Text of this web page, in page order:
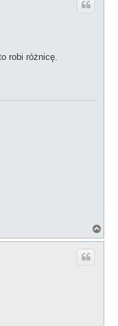
robi różnicę.
a